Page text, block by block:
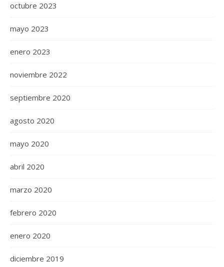
octubre 2023
mayo 2023
enero 2023
noviembre 2022
septiembre 2020
agosto 2020
mayo 2020
abril 2020
marzo 2020
febrero 2020
enero 2020
diciembre 2019